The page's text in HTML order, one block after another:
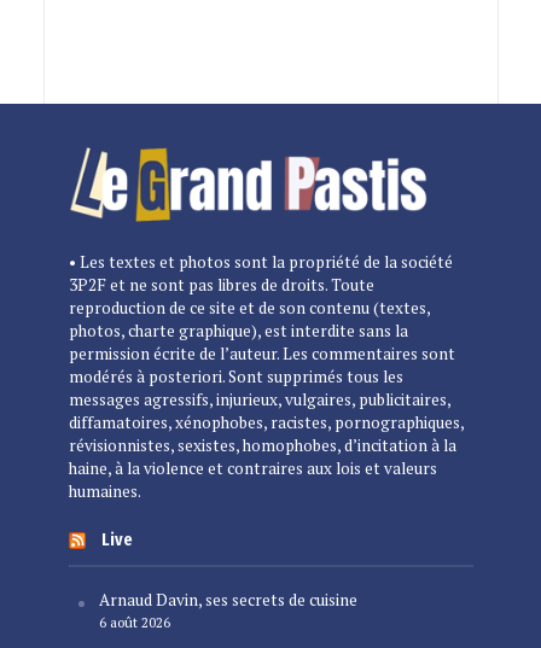
• Les textes et photos sont la propriété de la société
3P2F et ne sont pas libres de droits. Toute
reproduction de ce site et de son contenu (textes,
photos, charte graphique), est interdite sans la
permission écrite de l’auteur. Les commentaires sont
modérés à posteriori. Sont supprimés tous les
messages agressifs, injurieux, vulgaires, publicitaires,
diffamatoires, xénophobes, racistes, pornographiques,
révisionnistes, sexistes, homophobes, d’incitation à la
haine, à la violence et contraires aux lois et valeurs
humaines.
Live
Arnaud Davin, ses secrets de cuisine
6 août 2026